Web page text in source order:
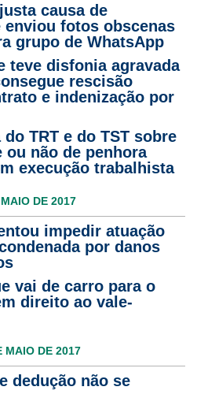
causa de
fotos obscenas
grupo de WhatsApp
teve disfonia agravada
rescisão
e indenização por
TRT e do TST sobre
não de penhora
execução trabalhista
DE 2017
impedir atuação
por danos
vai de carro para o
direito ao vale-
MAIO DE 2017
dedução não se